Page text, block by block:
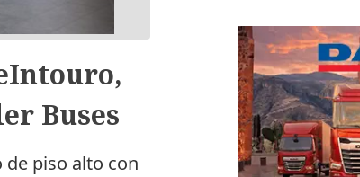
Buses
de piso alto con